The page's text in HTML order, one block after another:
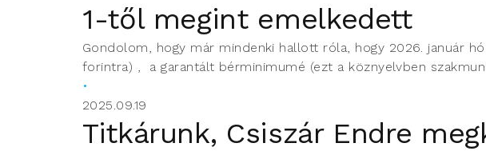
1-től megint emelkedett
Gondolom, hogy már mindenki hallott róla, hogy 2026. január
forintra) , a garantált bérminimumé (ezt a köznyelvben
2025.09.19
Titkárunk, Csiszár Endre